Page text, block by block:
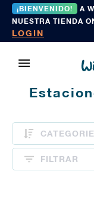
¡BIENVENIDO!
A
NUESTRA TIENDA
LOGIN
CATEGORIE
FILTRAR